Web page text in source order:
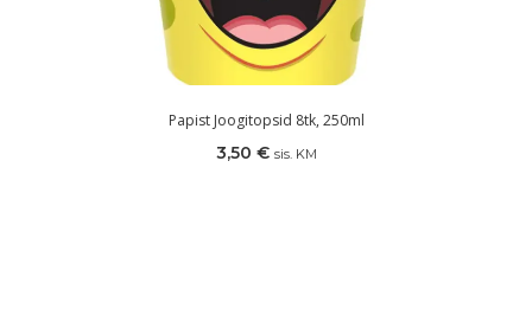
Papist Joogitopsid 8tk, 250ml
3,50 € sis. KM